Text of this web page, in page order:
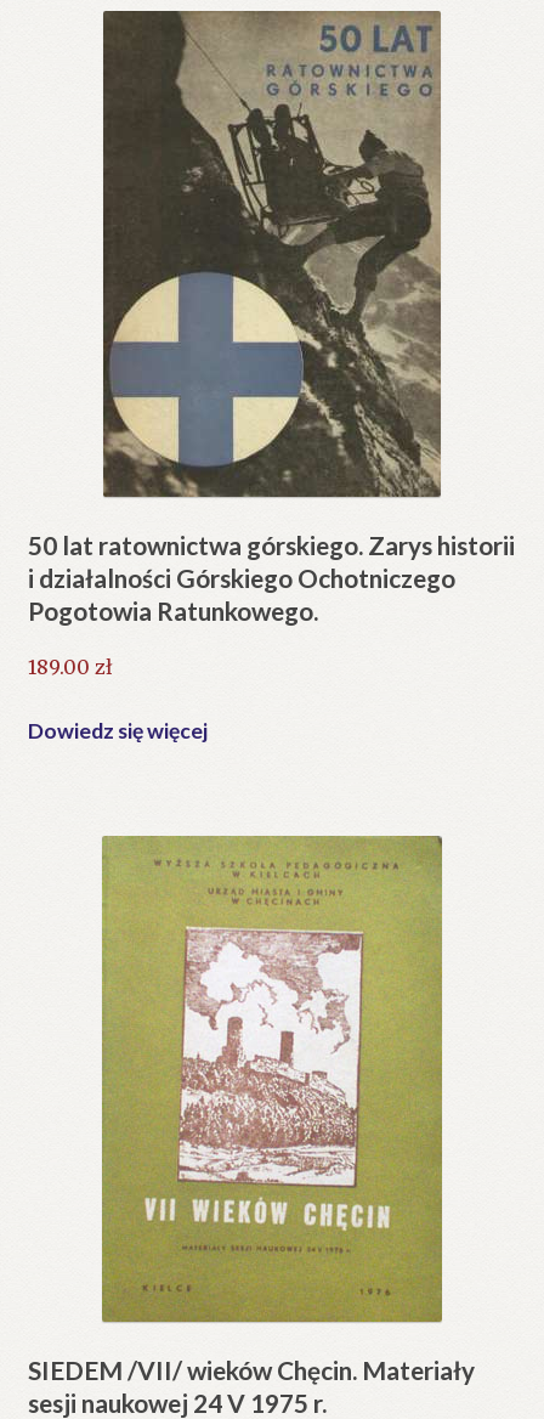
50 lat ratownictwa górskiego. Zarys historii
i działalności Górskiego Ochotniczego
Pogotowia Ratunkowego.
189.00 zł
Dowiedz się więcej
SIEDEM /VII/ wieków Chęcin. Materiały
sesji naukowej 24 V 1975 r.